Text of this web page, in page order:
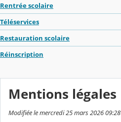
Rentrée scolaire
Téléservices
Restauration scolaire
Réinscription
Mentions légales
Modifiée le mercredi 25 mars 2026 09:28